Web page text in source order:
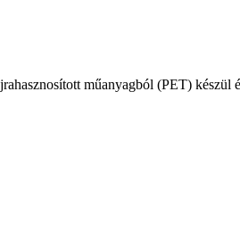
műanyagból (PET) készül